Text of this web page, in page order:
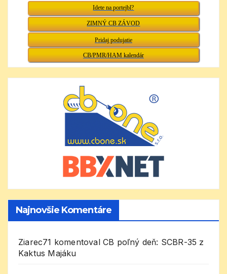
Idete na portejbl?
ZIMNÝ CB ZÁVOD
Pridaj podujatie
CB/PMR/HAM kalendár
Najnovšie Komentáre
Ziarec71 komentovalCB poľný deň: SCBR-35 z
Kaktus Majáku